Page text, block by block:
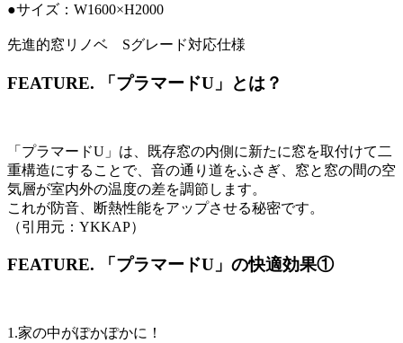
●サイズ：W1600×H2000
先進的窓リノベ Sグレード対応仕様
FEATURE. 「プラマードU」とは？
「プラマードU」は、既存窓の内側に新たに窓を取付けて二
重構造にすることで、音の通り道をふさぎ、窓と窓の間の空
気層が室内外の温度の差を調節します。
これが防音、断熱性能をアップさせる秘密です。
（引用元：YKKAP）
FEATURE. 「プラマードU」の快適効果①
1.家の中がぽかぽかに！